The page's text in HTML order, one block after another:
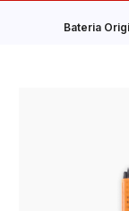
Bateria